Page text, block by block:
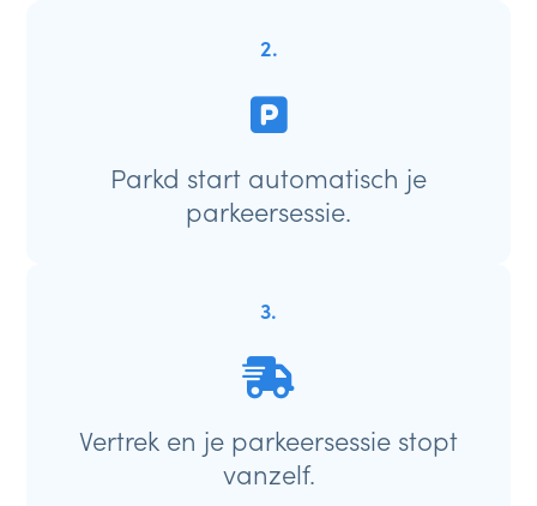
2.
Parkd start automatisch je
parkeersessie.
3.
Vertrek en je parkeersessie stopt
vanzelf.